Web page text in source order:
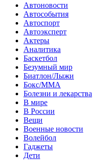
Автоновости
Автособытия
Автоспорт
Автоэксперт
Актеры
Аналитика
Баскетбол
Безумный мир
Биатлон/Лыжи
Бокс/MMA
Болезни и лекарства
В мире
В России
Вещи
Военные новости
Волейбол
Гаджеты
Дети